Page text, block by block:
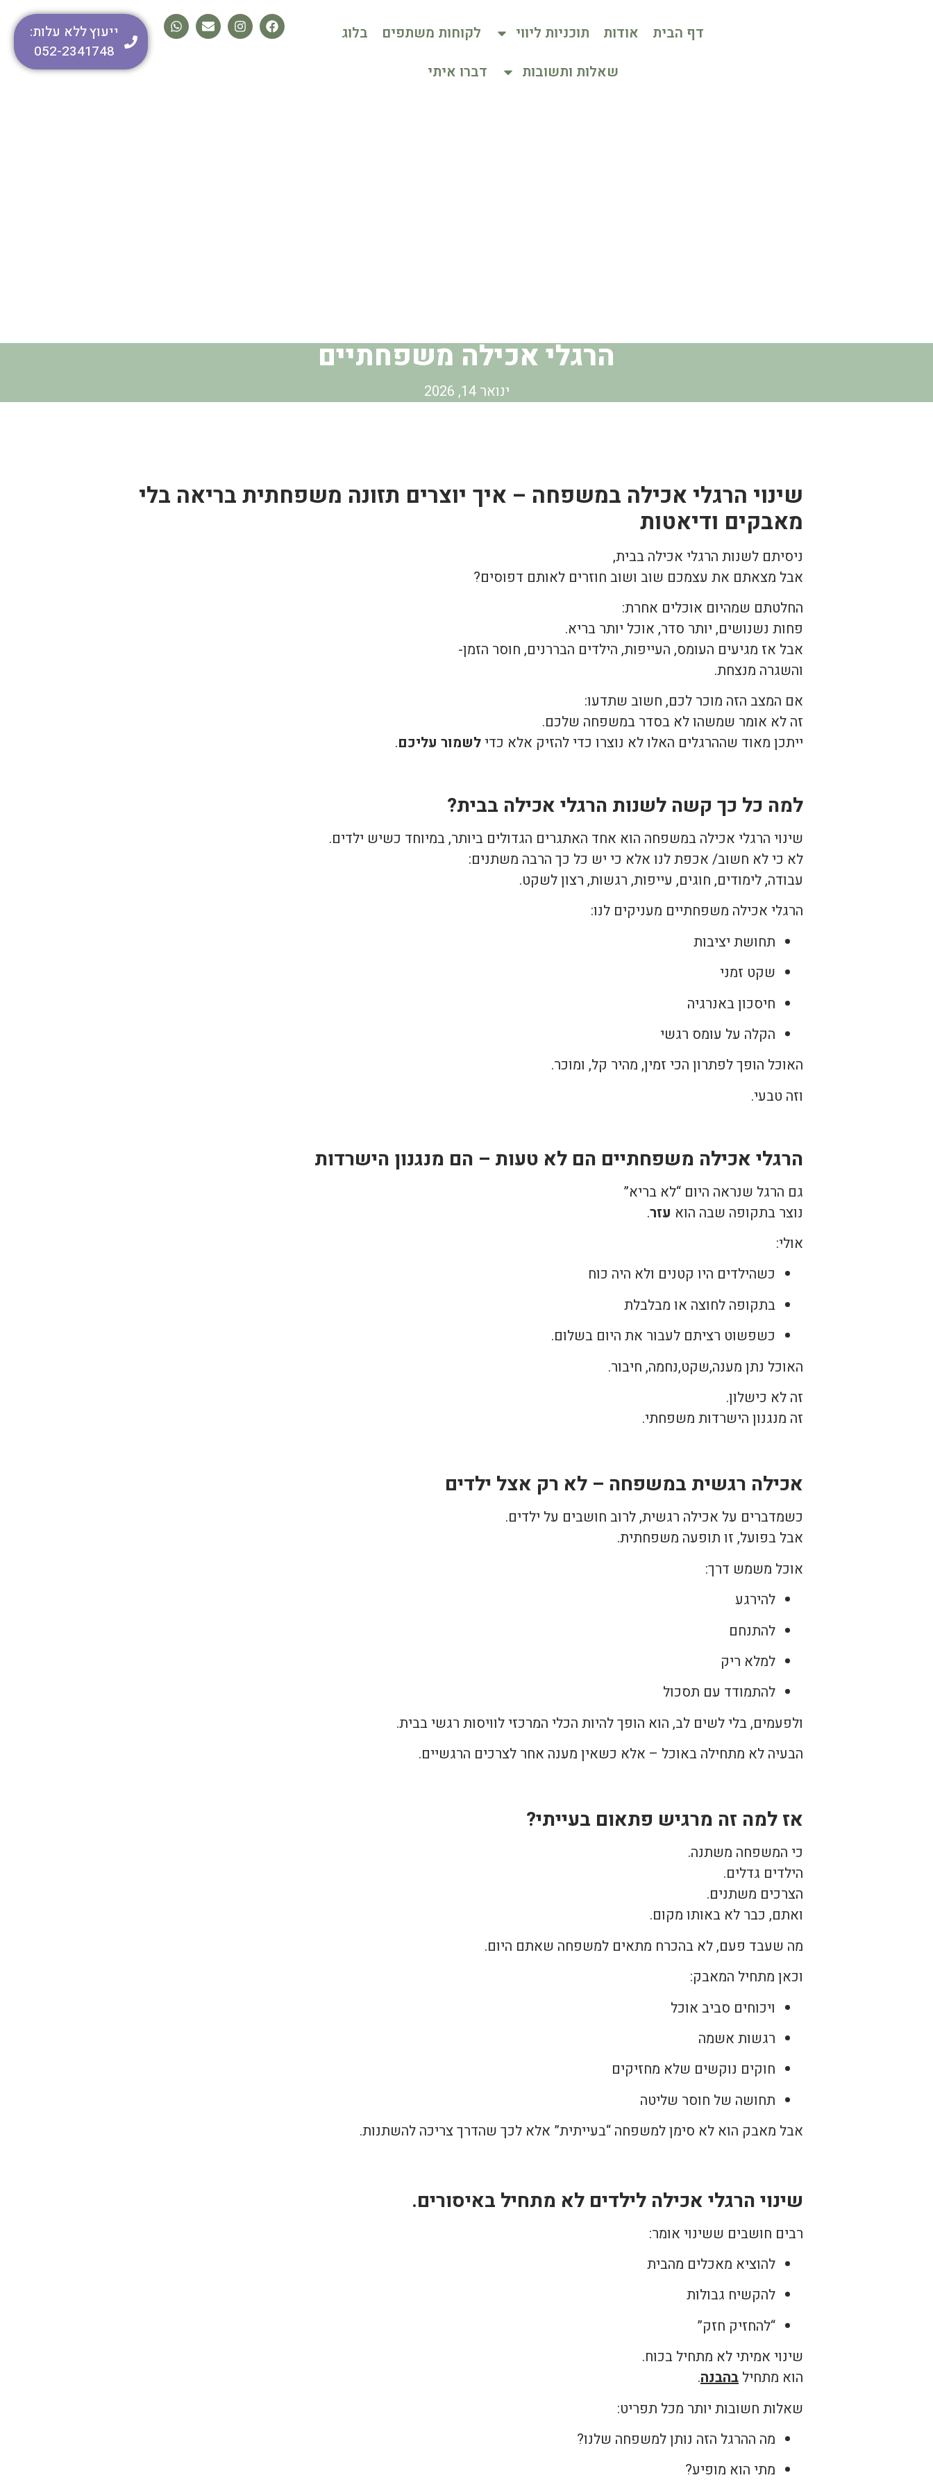
דף הבית אודות תוכניות ליווי לקוחות משתפים
בלוג
שאלות ותשובות
דברו איתי
ייעוץ ללא עלות:
052-2341748
הרגלי אכילה משפחתיים
ינואר 14, 2026
שינוי הרגלי אכילה במשפחה – איך יוצרים תזונה משפחתית בריאה בלי
מאבקים ודיאטות
ניסיתם לשנות הרגלי אכילה בבית,
אבל מצאתם את עצמכם שוב ושוב חוזרים לאותם דפוסים?
החלטתם שמהיום אוכלים אחרת:
פחות נשנושים, יותר סדר, אוכל יותר בריא.
אבל אז מגיעים העומס, העייפות, הילדים הבררנים, חוסר הזמן-
והשגרה מנצחת.
אם המצב הזה מוכר לכם, חשוב שתדעו:
זה לא אומר שמשהו לא בסדר במשפחה שלכם.
ייתכן מאוד שההרגלים האלו לא נוצרו כדי להזיק אלא כדילשמור עליכם.
למה כל כך קשה לשנות הרגלי אכילה בבית?
שינוי הרגלי אכילה במשפחה הוא אחד האתגרים הגדולים ביותר, במיוחד כשיש ילדים.
לא כי לא חשוב/ אכפת לנו אלא כי יש כל כך הרבה משתנים:
עבודה, לימודים, חוגים, עייפות, רגשות, רצון לשקט.
הרגלי אכילה משפחתיים מעניקים לנו:
תחושת יציבות
שקט זמני
חיסכון באנרגיה
הקלה על עומס רגשי
האוכל הופך לפתרון הכי זמין, מהיר קל, ומוכר.
וזה טבעי.
הרגלי אכילה משפחתיים הם לא טעות – הם מנגנון הישרדות
גם הרגל שנראה היום “לא בריא”
נוצר בתקופה שבה הוא עזר.
אולי:
כשהילדים היו קטנים ולא היה כוח
בתקופה לחוצה או מבלבלת
כשפשוט רציתם לעבור את היום בשלום.
האוכל נתן מענה,שקט,נחמה, חיבור.
זה לא כישלון.
זה מנגנון הישרדות משפחתי.
אכילה רגשית במשפחה – לא רק אצל ילדים
כשמדברים על אכילה רגשית, לרוב חושבים על ילדים.
אבל בפועל, זו תופעה משפחתית.
אוכל משמש דרך:
להירגע
להתנחם
למלא ריק
להתמודד עם תסכול
ולפעמים, בלי לשים לב, הוא הופך להיות הכלי המרכזי לוויסות רגשי בבית.
הבעיה לא מתחילה באוכל – אלא כשאין מענה אחר לצרכים הרגשיים.
אז למה זה מרגיש פתאום בעייתי?
כי המשפחה משתנה.
הילדים גדלים.
הצרכים משתנים.
ואתם, כבר לא באותו מקום.
מה שעבד פעם, לא בהכרח מתאים למשפחה שאתם היום.
וכאן מתחיל המאבק:
ויכוחים סביב אוכל
רגשות אשמה
חוקים נוקשים שלא מחזיקים
תחושה של חוסר שליטה
אבל מאבק הוא לא סימן למשפחה “בעייתית” אלא לכך שהדרך צריכה להשתנות.
שינוי הרגלי אכילה לילדים לא מתחיל באיסורים.
רבים חושבים ששינוי אומר:
להוציא מאכלים מהבית
להקשיח גבולות
“להחזיק חזק”
שינוי אמיתי לא מתחיל בכוח.
הוא מתחיל בהבנה.
שאלות חשובות יותר מכל תפריט:
מה ההרגל הזה נותן למשפחה שלנו?
מתי הוא מופיע?